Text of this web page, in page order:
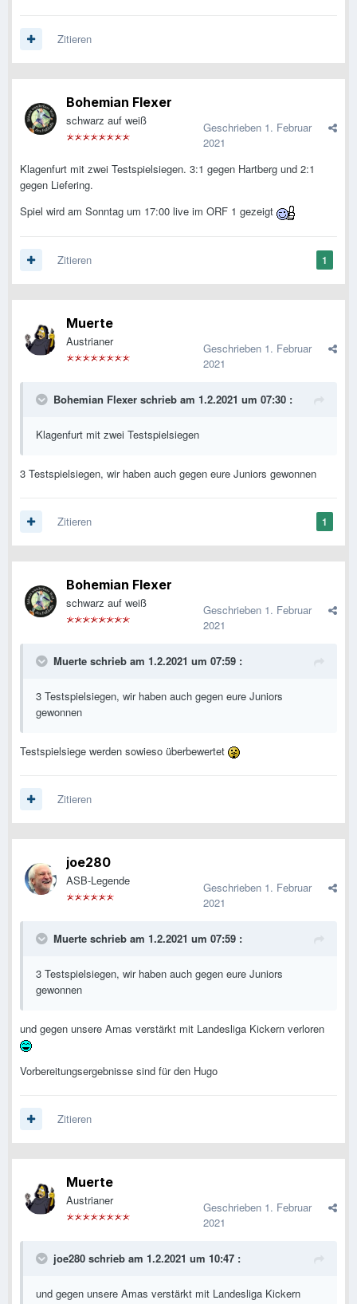
Zitieren
Bohemian Flexer
schwarz auf weiß Geschrieben 1. Februar
2021
Klagenfurt mit zwei Testspielsiegen. 3:1 gegen Hartberg und 2:1
gegen Liefering.
Spiel wird am Sonntag um 17:00 live im ORF 1 gezeigt
1
Zitieren
Muerte
Austrianer Geschrieben 1. Februar
2021
Bohemian Flexer schrieb am 1.2.2021 um 07:30 :
Klagenfurt mit zwei Testspielsiegen
3 Testspielsiegen, wir haben auch gegen eure Juniors gewonnen
1
Zitieren
Bohemian Flexer
schwarz auf weiß Geschrieben 1. Februar
2021
Muerte schrieb am 1.2.2021 um 07:59 :
3 Testspielsiegen, wir haben auch gegen eure Juniors
gewonnen
Testspielsiege werden sowieso überbewertet
Zitieren
joe280
ASB-Legende Geschrieben 1. Februar
2021
Muerte schrieb am 1.2.2021 um 07:59 :
3 Testspielsiegen, wir haben auch gegen eure Juniors
gewonnen
und gegen unsere Amas verstärkt mit Landesliga Kickern verloren
Vorbereitungsergebnisse sind für den Hugo
Zitieren
Muerte
Austrianer Geschrieben 1. Februar
2021
joe280 schrieb am 1.2.2021 um 10:47 :
und gegen unsere Amas verstärkt mit Landesliga Kickern